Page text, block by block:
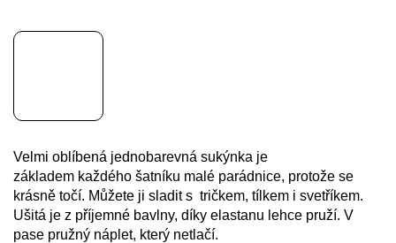
Velmi oblíbená jednobarevná sukýnka je
základem každého šatníku malé parádnice, protože se
krásně točí. Můžete ji sladit s tričkem, tílkem i svetříkem.
Ušitá je z příjemné bavlny, díky elastanu lehce pruží. V
pase pružný náplet, který netlačí.